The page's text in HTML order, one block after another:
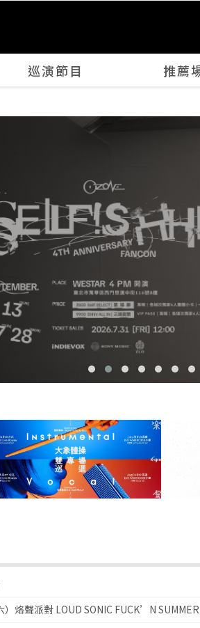
巡演節目 推薦
）烙聲派對 LOUD SONIC FUCK’N